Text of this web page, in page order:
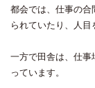
都会では、仕事の合
られていたり、人目
一方で田舎は、仕事
っています。